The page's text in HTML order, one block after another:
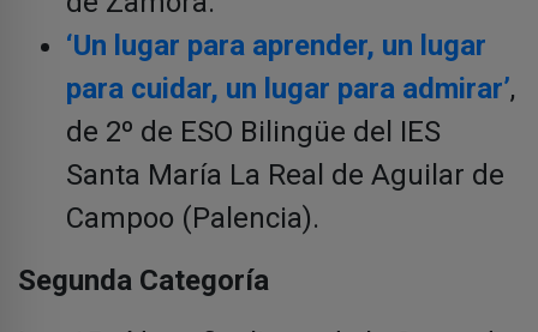
‘Un lugar para aprender, un lugar
para cuidar, un lugar para admirar’,
de 2º de ESO Bilingüe del IES
Santa María La Real de Aguilar de
Campoo (Palencia).
Segunda Categoría